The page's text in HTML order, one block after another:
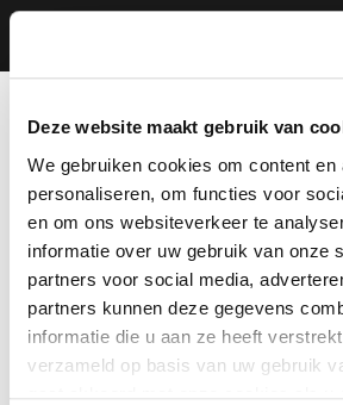
Deze website maakt gebruik van
We gebruiken cookies om content en
personaliseren, om functies voor
en om ons websiteverkeer te
informatie over uw gebruik van onze
partners voor social media,
partners kunnen deze gegevens
informatie die u aan ze heeft
verzameld op basis van uw gebruik